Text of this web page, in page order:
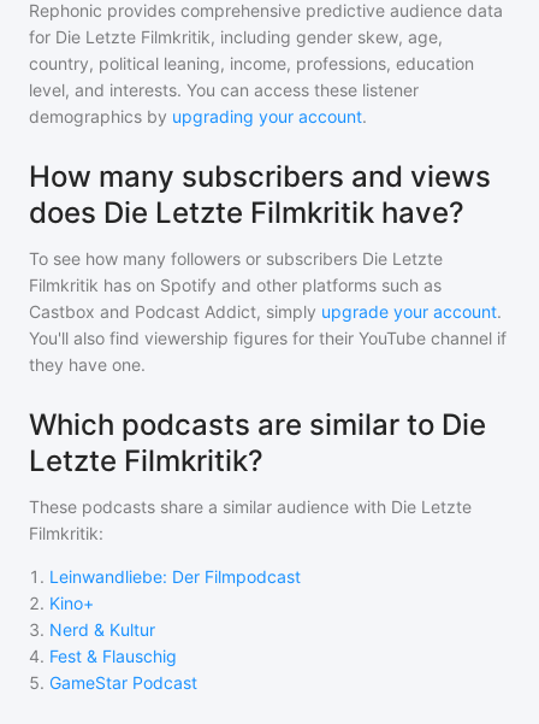
Rephonic provides comprehensive predictive audience data
for Die Letzte Filmkritik, including gender skew, age,
country, political leaning, income, professions, education
level, and interests. You can access these listener
demographics by upgrading your account.
How many subscribers and views
does Die Letzte Filmkritik have?
To see how many followers or subscribers Die Letzte
Filmkritik has on Spotify and other platforms such as
Castbox and Podcast Addict, simply upgrade your account.
You'll also find viewership figures for their YouTube channel if
they have one.
Which podcasts are similar to Die
Letzte Filmkritik?
These podcasts share a similar audience with Die Letzte
Filmkritik:
1 . Leinwandliebe: Der Filmpodcast
2. Kino+
3. Nerd & Kultur
4. Fest & Flauschig
5. GameStar Podcast